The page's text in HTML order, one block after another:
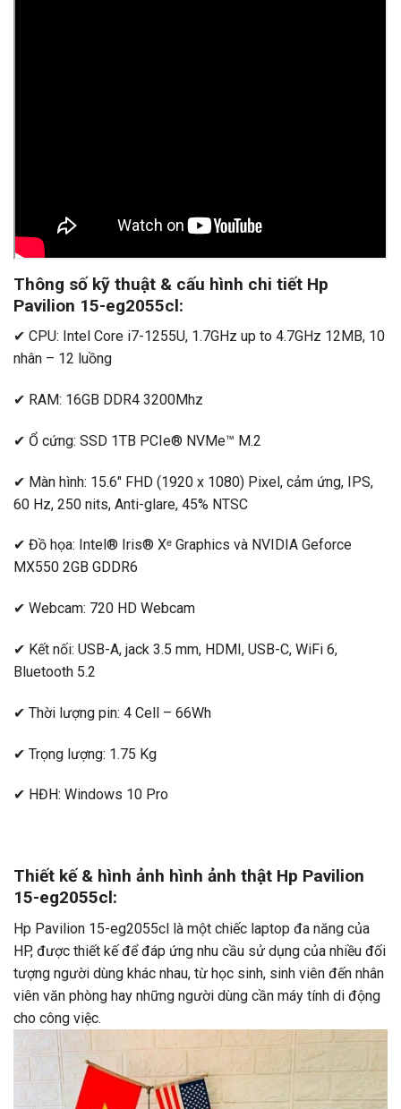
Thông số kỹ thuật & cấu hình chi tiết Hp
Pavilion 15-eg2055cl:
✔ CPU: Intel Core i7-1255U, 1.7GHz up to 4.7GHz 12MB, 10
nhân – 12 luồng
✔ RAM: 16GB DDR4 3200Mhz
✔ Ổ cứng: SSD 1TB PCIe® NVMe™ M.2
✔ Màn hình: 15.6″ FHD (1920 x 1080) Pixel, cảm ứng, IPS,
60 Hz, 250 nits, Anti-glare, 45% NTSC
✔ Đồ họa: Intel® Iris® Xᵉ Graphics và NVIDIA Geforce
MX550 2GB GDDR6
✔ Webcam: 720 HD Webcam
✔ Kết nối: USB-A, jack 3.5 mm, HDMI, USB-C, WiFi 6,
Bluetooth 5.2
✔ Thời lượng pin: 4 Cell – 66Wh
✔ Trọng lượng: 1.75 Kg
✔ HĐH: Windows 10 Pro
Thiết kế & hình ảnh hình ảnh thật Hp Pavilion
15-eg2055cl:
Hp Pavilion 15-eg2055cl là một chiếc laptop đa năng của
HP, được thiết kế để đáp ứng nhu cầu sử dụng của nhiều đối
tượng người dùng khác nhau, từ học sinh, sinh viên đến nhân
viên văn phòng hay những người dùng cần máy tính di động
cho công việc.